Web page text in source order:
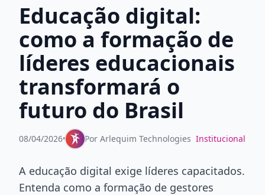
Educação digital:
como a formação de
líderes educacionais
transformará o
futuro do Brasil
08/04/2026• Por Arlequim Technologies Institucional
A educação digital exige líderes capacitados.
Entenda como a formação de gestores